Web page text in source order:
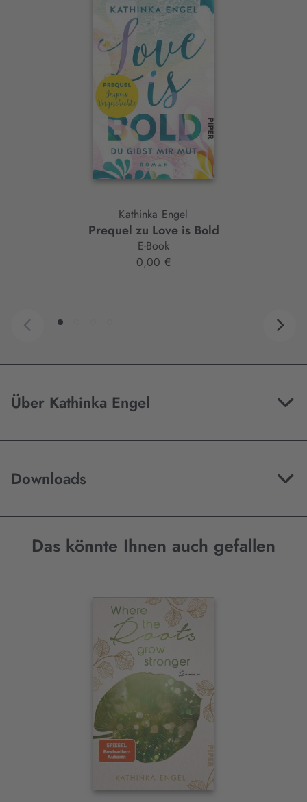
Kathinka Engel
Prequel zu Love is Bold
E-Book
0,00 €
Über Kathinka Engel
Downloads
Das könnte Ihnen auch gefallen